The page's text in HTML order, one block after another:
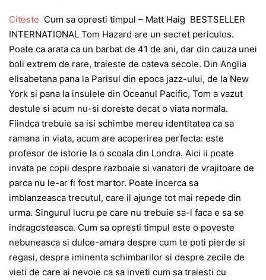
Citeste Cum sa opresti timpul – Matt Haig BESTSELLER
INTERNATIONAL Tom Hazard are un secret periculos.
Poate ca arata ca un barbat de 41 de ani, dar din cauza unei
boli extrem de rare, traieste de cateva secole. Din Anglia
elisabetana pana la Parisul din epoca jazz-ului, de la New
York si pana la insulele din Oceanul Pacific, Tom a vazut
destule si acum nu-si doreste decat o viata normala.
Fiindca trebuie sa isi schimbe mereu identitatea ca sa
ramana in viata, acum are acoperirea perfecta: este
profesor de istorie la o scoala din Londra. Aici ii poate
invata pe copii despre razboaie si vanatori de vrajitoare de
parca nu le-ar fi fost martor. Poate incerca sa
imblanzeasca trecutul, care il ajunge tot mai repede din
urma. Singurul lucru pe care nu trebuie sa-l faca e sa se
indragosteasca. Cum sa opresti timpul este o poveste
nebuneasca si dulce-amara despre cum te poti pierde si
regasi, despre iminenta schimbarilor si despre zecile de
vieti de care ai nevoie ca sa inveti cum sa traiesti cu